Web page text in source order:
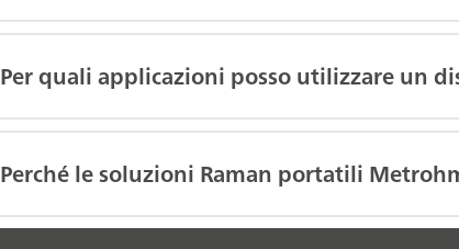
Per quali applicazioni posso utilizzare un
Perché le soluzioni Raman portatili